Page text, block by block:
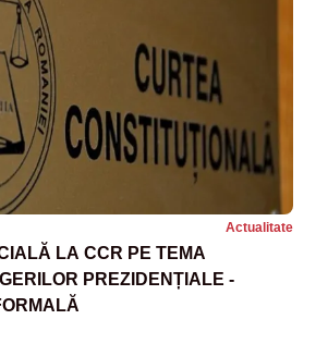
Actualitate
LA CCR PE TEMA
PREZIDENȚIALE -